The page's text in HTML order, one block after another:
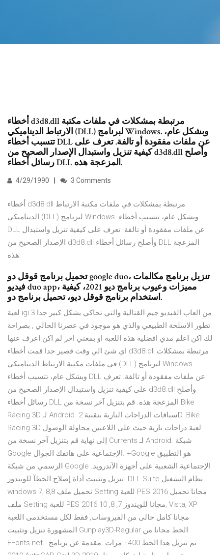
أخطاء d3d8.dll مرتبطة بمشكلات في ملفات مكتبة
الارتباط الديناميكي (DLL) لبرنامج Windows. وبشكل عام،
تتسبب أخطاء DLL عن ملفات مفقودة أو تالفة. تعرف على
كيفية تنزيل واستبدال الإصدار الصحيح من d3d8.dll وأصلح
رسائل أخطاء DLL المزعجة هذه.
4/29/1990 3 Comments
أخطاء d3d8.dll مرتبطة بمشكلات في ملفات مكتبة الارتباط
الديناميكي (DLL) لبرنامج Windows. وبشكل عام، تتسبب أخطاء
DLL عن ملفات مفقودة أو تالفة. تعرف على كيفية تنزيل واستبدال
الإصدار الصحيح من d3d8.dll وأصلح رسائل أخطاء DLL المزعجة
هذه.
تحميل برنامج قوقل دو google duo، تنزيل برنامج مكالمات
فيديو duo app، مميزات وعيوب برنامج ديو 2021، كيفية
استخدام برنامج قوقل ديو، تحميل برنامج دو.
لعبة igi 3 من العاب الفيديو جيم القتالية والتي تحاكي بشكل كبير جدا
تطور الاسلحة الطبيعي والذي هو موجود في عصرنا الحالي , بصراحة
لك اكن اعلم مدي افضلية هذه اللعبة او بمعني اخر لم اكن اعرف عنها
اي شئ الي وقت قصير جدا قمت أخطاء d3d8.dll مرتبطة بمشكلات
في ملفات مكتبة الارتباط الديناميكي (DLL) لبرنامج Windows.
وبشكل عام، تتسبب أخطاء DLL عن ملفات مفقودة أو تالفة. تعرف
على كيفية تنزيل واستبدال الإصدار الصحيح من d3d8.dll وأصلح
رسائل أخطاء DLL المزعجة هذه. قم بتنزيل آخر نسخة من Bike
Racing 3D لـ Android. سباقات الدراجات النارية بتقنية 2D. Bike
Racing 3D لعبة دراجات نارية حيث على اللاعبين محاولة الوصول
إلى نهاية قم بتنزيل آخر نسخة من Currents لـ Android. شبكة
Google الإجتماعية على هاتفك الجوال. +Google هو التطبيق
الرسمي من شبكة Google الإجتماعية الشعبية على أجهزة الآندرويد.
تنزيل وتثبيت أداة إصلاح الخطآ للويندوز- DLL Suite نظام التشغيل
windows 7, 8,8 تحميل ملف Setting للعبة PES 2016 مجانا تحميل
ملف Setting للعبة PES 2016 مجانا للويندوز 7, 8, 10, Vista, XP
مجانا كامل خالى من الفيروسات, فقط لكل مستخدمى اللعبة
المشهورة تنزيل وتثبيت Gunplay3D-Regular الخط مجانا من
FFonts.net. ️ تم تنزيل هذا الخط 400+ مرات. مقدمة عن برنامج